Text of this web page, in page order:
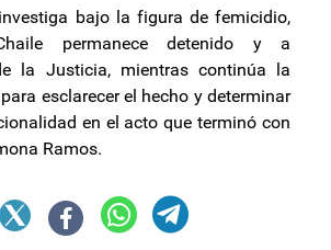
bajo la figura de femicidio,
permanece detenido y a
la Justicia, mientras continúa la
esclarecer el hecho y determinar
en el acto que terminó con
Ramos.